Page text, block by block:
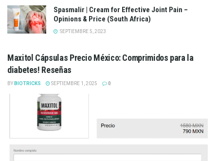
Spasmalir | Cream for Effective Joint Pain –
Opinions & Price (South Africa)
SEPTIEMBRE 5, 2023
Maxitol Cápsulas Precio México: Comprimidos para la
diabetes! Reseñas
BY BIOTRICKS SEPTIEMBRE 1, 2025 0